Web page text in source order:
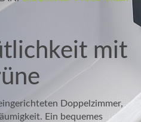
mit
Doppelzimmer,
Ein bequemes